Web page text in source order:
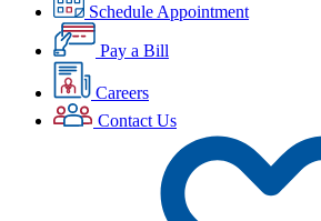
Schedule Appointment
Pay a Bill
Careers
Contact Us